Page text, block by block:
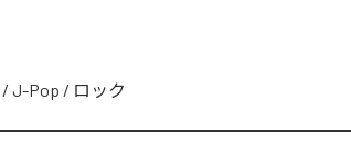
/ J-Pop / ロック